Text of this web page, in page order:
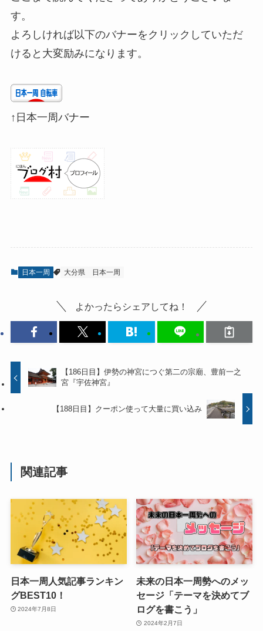
す。
よろしければ以下のバナーをクリックしていただ
けると大変励みになります。
↑日本一周バナー
日本一周 大分県 日本一周
よかったらシェアしてね！
【186日目】伊勢の神宮につぐ第二の宗廟、豊前一之
宮『宇佐神宮』
【188日目】クーポン使って大量に買い込み
関連記事
日本一周人気記事ランキン
グBEST10！
2024年7月8日
未来の日本一周勢へのメッ
セージ「テーマを決めてブ
ログを書こう」
2024年2月7日